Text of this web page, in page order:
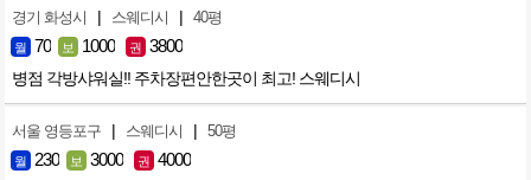
경기 화성시 | 스웨디시 | 40평
월 70 보 1000 권 3800
병점 각방샤워실!! 주차장편안한곳이 최고! 스웨디시
서울 영등포구 | 스웨디시 | 50평
월 230 보 3000 권 4000